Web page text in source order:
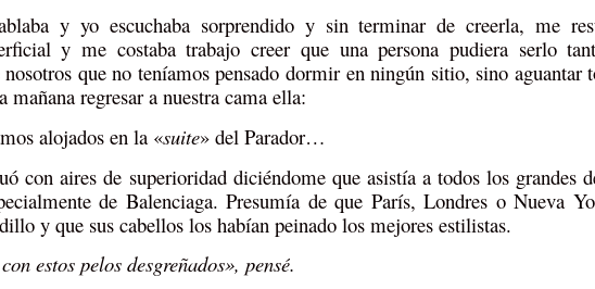
y yo escuchaba sorprendido y sin terminar de creerla, me
y me costaba trabajo creer que una persona pudiera serlo
que no teníamos pensado dormir en ningún sitio, sino aguantar
mañana regresar a nuestra cama ella:
alojados en la «suite» del Parador…
con aires de superioridad diciéndome que asistía a todos los grandes
de Balenciaga. Presumía de que París, Londres o Nueva
y que sus cabellos los habían peinado los mejores estilistas.
estos pelos desgreñados», pensé.